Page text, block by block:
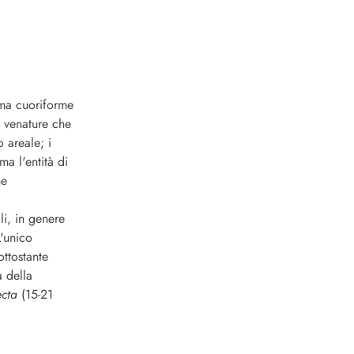
cuoriforme
che
areale; i
l'entità di
in genere
della
(15-21